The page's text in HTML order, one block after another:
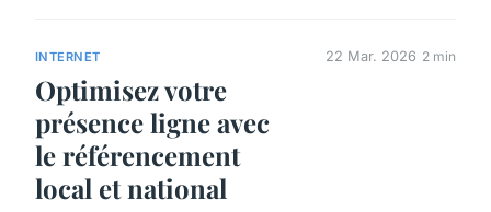
INTERNET
Optimisez votre
présence ligne avec
le référencement
local et national
22 Mar. 2026 2 min